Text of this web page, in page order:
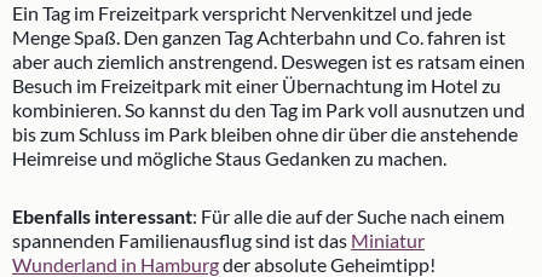
Ein Tag im Freizeitpark verspricht Nervenkitzel und jede
Menge Spaß. Den ganzen Tag Achterbahn und Co. fahren ist
aber auch ziemlich anstrengend. Deswegen ist es ratsam einen
Besuch im Freizeitpark mit einer Übernachtung im Hotel zu
kombinieren. So kannst du den Tag im Park voll ausnutzen und
bis zum Schluss im Park bleiben ohne dir über die anstehende
Heimreise und mögliche Staus Gedanken zu machen.
Ebenfalls interessant: Für alle die auf der Suche nach einem
spannenden Familienausflug sind ist das Miniatur
Wunderland in Hamburgder absolute Geheimtipp!